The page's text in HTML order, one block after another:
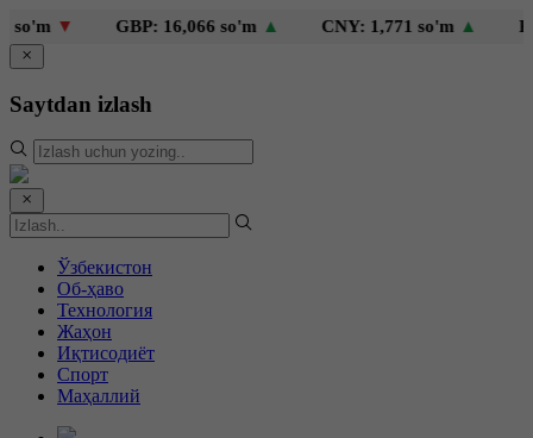
▼ GBP: 16,066 so'm▲ CNY: 1,771 so'm▲
Saytdan izlash
Ўзбекистон
Об-ҳаво
Технология
Жаҳон
Иқтисодиёт
Спорт
Маҳаллий